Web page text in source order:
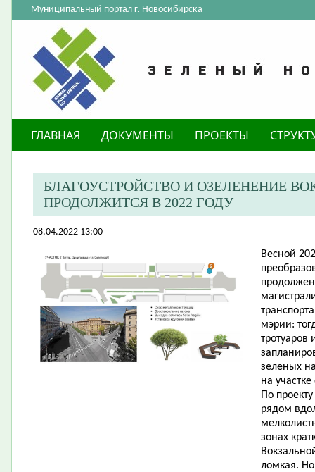
Муниципальный портал г. Новосибирска
ГЛАВНАЯ ДОКУМЕНТЫ ПРОЕКТЫ
БЛАГОУСТРОЙСТВО И ОЗЕЛЕНЕНИЕ
ПРОДОЛЖИТСЯ В 2022 ГОДУ
08.04.2022 13:00
​Весной
мэрии:
тротуаров
зеленых
на
По
рядом
зонах
ломкая.